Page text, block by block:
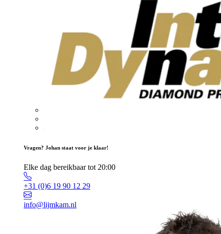
Vragen? Johan staat voor je klaar!
Elke dag bereikbaar tot 20:00
+31 (0)6 19 90 12 29
info@lijmkam.nl